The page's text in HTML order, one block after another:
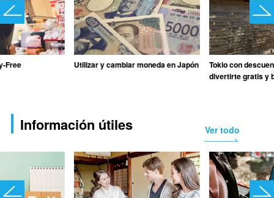
Free Utilizar y cambiar moneda en Japón
Tokio con
divertirte gratis y
Información útiles Ver todo